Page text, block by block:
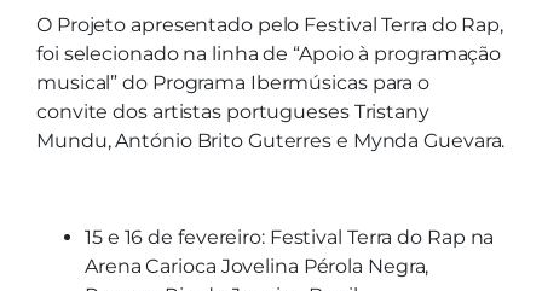
O Projeto apresentado pelo Festival Terra do Rap,
foi selecionado na linha de “Apoio à programação
musical” do Programa Ibermúsicas para o
convite dos artistas portugueses Tristany
Mundu, António Brito Guterres e Mynda Guevara.
15 e 16 de fevereiro: Festival Terra do Rap na
Arena Carioca Jovelina Pérola Negra,